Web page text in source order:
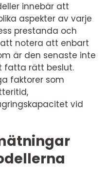
innebär att
aspekter av varje
prestanda och
notera att enbart
är den senaste inte
fatta rätt beslut.
faktorer som
vid